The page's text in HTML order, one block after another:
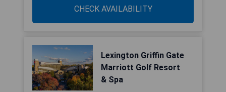
CHECK AVAILABILITY
Lexington Griffin Gate
Marriott Golf Resort
& Spa